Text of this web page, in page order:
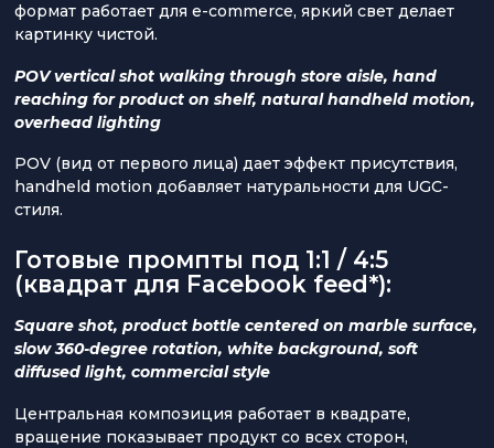
формат работает для e-commerce, яркий свет делает
картинку чистой.
POV vertical shot walking through store aisle, hand
reaching for product on shelf, natural handheld motion,
overhead lighting
POV (вид от первого лица) дает эффект присутствия,
handheld motion добавляет натуральности для UGC-
стиля.
Готовые промпты под 1:1 / 4:5
(квадрат для Facebook feed*):
Square shot, product bottle centered on marble surface,
slow 360-degree rotation, white background, soft
diffused light, commercial style
Центральная композиция работает в квадрате,
вращение показывает продукт со всех сторон,